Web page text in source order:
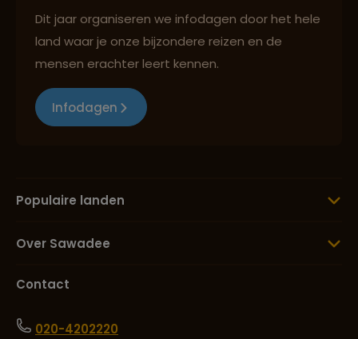
Dit jaar organiseren we infodagen door het hele
land waar je onze bijzondere reizen en de
mensen erachter leert kennen.
Infodagen
Populaire landen
Over Sawadee
Contact
020-4202220